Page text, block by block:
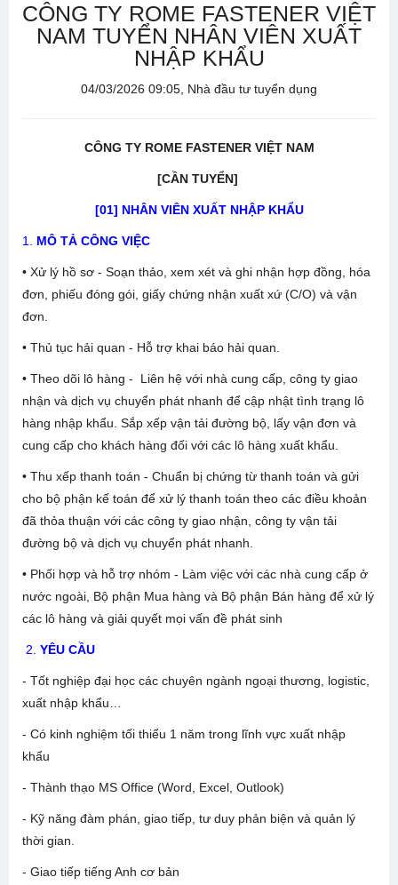
CÔNG TY ROME FASTENER VIỆT
NAM TUYỂN NHÂN VIÊN XUẤT
NHẬP KHẨU
04/03/2026 09:05, Nhà đầu tư tuyển dụng
CÔNG TY ROME FASTENER VIỆT NAM
[CẦN TUYỂN]
[01] NHÂN VIÊN XUẤT NHẬP KHẨU
1. MÔ TẢ CÔNG VIỆC
• Xử lý hồ sơ - Soạn thảo, xem xét và ghi nhận hợp đồng, hóa
đơn, phiếu đóng gói, giấy chứng nhận xuất xứ (C/O) và vận
đơn.
• Thủ tục hải quan - Hỗ trợ khai báo hải quan.
• Theo dõi lô hàng - Liên hệ với nhà cung cấp, công ty giao
nhận và dịch vụ chuyển phát nhanh để cập nhật tình trạng lô
hàng nhập khẩu. Sắp xếp vận tải đường bộ, lấy vận đơn và
cung cấp cho khách hàng đối với các lô hàng xuất khẩu.
• Thu xếp thanh toán - Chuẩn bị chứng từ thanh toán và gửi
cho bộ phận kế toán để xử lý thanh toán theo các điều khoản
đã thỏa thuận với các công ty giao nhận, công ty vận tải
đường bộ và dịch vụ chuyển phát nhanh.
• Phối hợp và hỗ trợ nhóm - Làm việc với các nhà cung cấp ở
nước ngoài, Bộ phận Mua hàng và Bộ phận Bán hàng để xử lý
các lô hàng và giải quyết mọi vấn đề phát sinh
2. YÊU CẦU
- Tốt nghiệp đại học các chuyên ngành ngoại thương, logistic,
xuất nhập khẩu…
- Có kinh nghiệm tối thiểu 1 năm trong lĩnh vực xuất nhập
khẩu
- Thành thạo MS Office (Word, Excel, Outlook)
- Kỹ năng đàm phán, giao tiếp, tư duy phản biện và quản lý
thời gian.
- Giao tiếp tiếng Anh cơ bản